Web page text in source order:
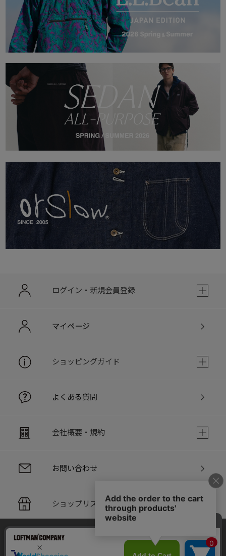
ログイン・新規会員登録
マイページ
ショッピングガイド
よくある質問
会社概要・規約
お問い合わせ
ショップリスト
PC版サイト
当サイトでは利用体験の向上およびコンテンツの最適な提供、ト
ラフィックの分析を目的としてCookieを使用しています。
サイトの閲覧を継続された場合、Cookieの利用に同意したことも